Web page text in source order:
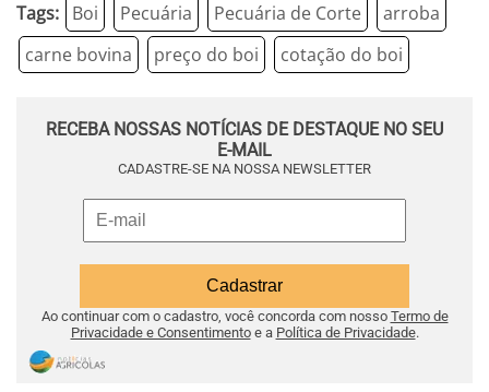
Tags: Boi Pecuária Pecuária de Corte
arroba
carne bovina
preço do boi cotação do boi
RECEBA NOSSAS NOTÍCIAS DE DESTAQUE NO SEU
E-MAIL
CADASTRE-SE NA NOSSA NEWSLETTER
Ao continuar com o cadastro, você concorda com nosso Termo de
Privacidade e Consentimentoe a Política de Privacidade.